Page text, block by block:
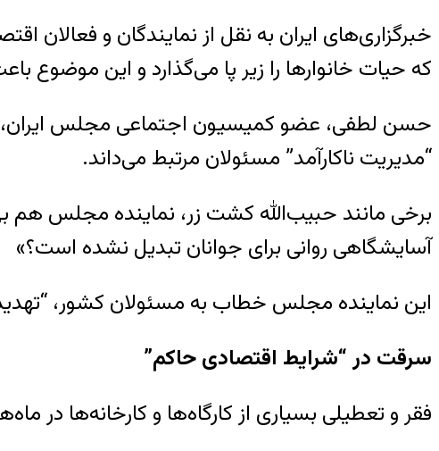
خبرگزاری‌های ایران به نقل از نمایندگان و
که حیات خانوارها را زیر پا می‌گذارد و این موضوع
حسن لطفی، عضو کمیسیون اجتماعی مجلس ایران،
“مدیریت ناکارآمد” مسئولان مرتبط می‌داند.
برخی مانند حبیب‌الله کشت زر، نماینده مجلس هم
آسایشگاهی روانی برای جوانان تبدیل نشده است؟»
این نماینده مجلس خطاب به مسئولان کشور، “تهدید
سرقت در “شرایط اقتصادی حاکم”
فقر و تعطیلی بسیاری از کارگاه‌ها و کارخانه‌ها